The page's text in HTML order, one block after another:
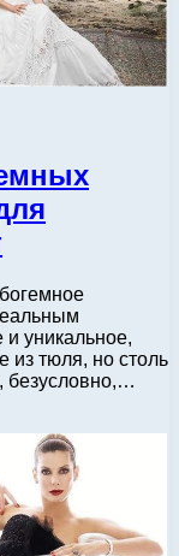
уникальное,
из тюля, но столь
безусловно,…